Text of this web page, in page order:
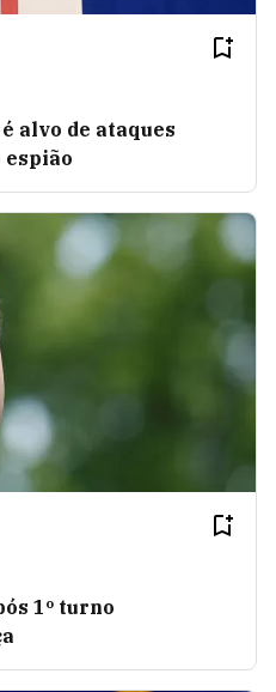
alvo de ataques
1º turno